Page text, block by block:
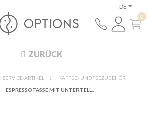
DE
ZURÜCK
SERVICE-ARTIKEL
KAFFEE- UND TEEZUBEHÖR